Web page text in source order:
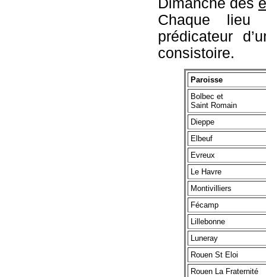
Chaque
prédicateur
consistoire.
Paroisse
Bolbec et
Saint Romain
Dieppe
Elbeuf
Evreux
Le Havre
Montivilliers
Fécamp
Lillebonne
Luneray
Rouen St Eloi
Rouen La Fraternité